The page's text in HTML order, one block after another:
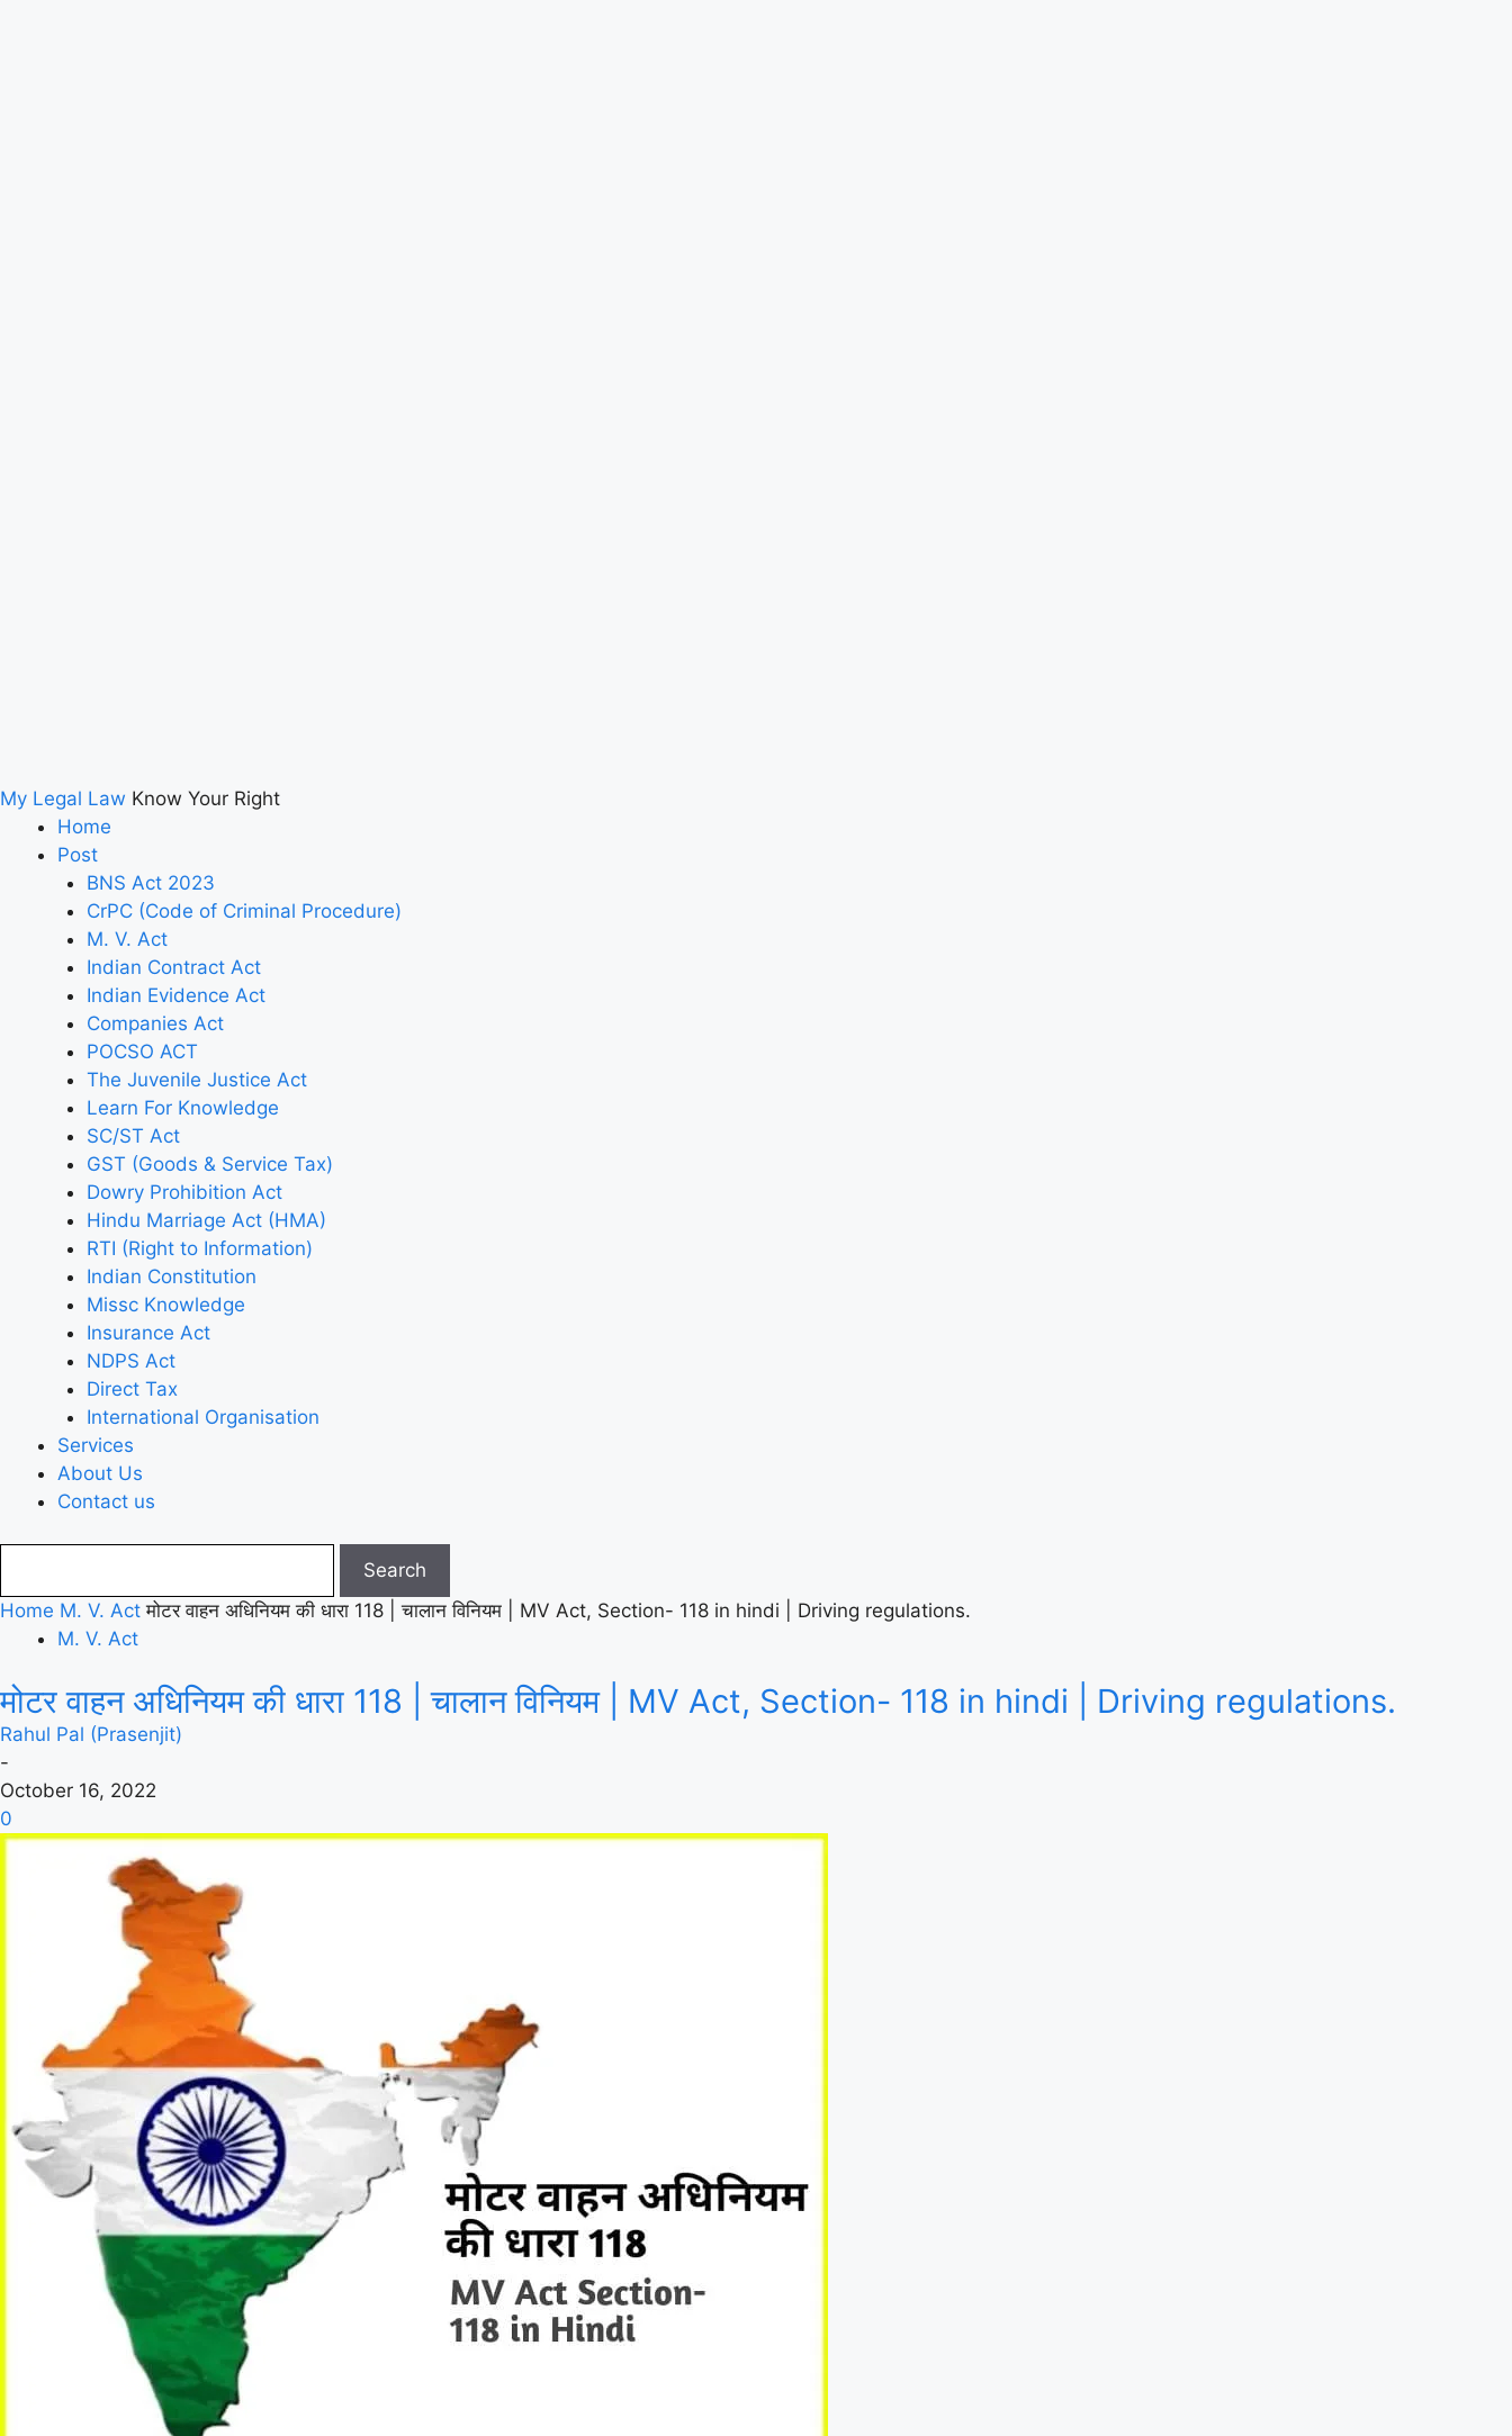
My Legal Law Know Your Right
Home
Post
BNS Act 2023
CrPC (Code of Criminal Procedure)
M. V. Act
Indian Contract Act
Indian Evidence Act
Companies Act
POCSO ACT
The Juvenile Justice Act
Learn For Knowledge
SC/ST Act
GST (Goods & Service Tax)
Dowry Prohibition Act
Hindu Marriage Act (HMA)
RTI (Right to Information)
Indian Constitution
Missc Knowledge
Insurance Act
NDPS Act
Direct Tax
International Organisation
Services
About Us
Contact us
Home M. V. Act मोटर वाहन अधिनियम की धारा 118 | चालान विनियम | MV Act, Section- 118 in hindi | Driving regulations.
M. V. Act
मोटर वाहन अधिनियम की धारा 118 | चालान विनियम | MV Act, Section- 118 in hindi | Driving regulations.
Rahul Pal (Prasenjit)
-
October 16, 2022
0